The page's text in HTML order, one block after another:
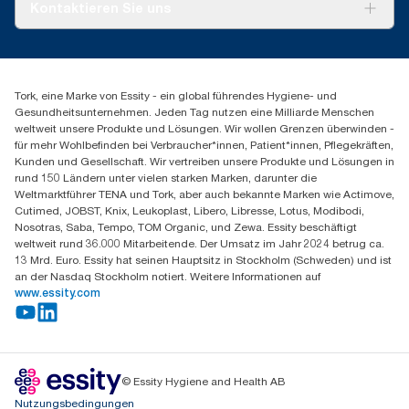
Produktreklamation
Spenderreklamation
+49 (0)621/778 4700
Essity Professional Hygiene Germany GmbH
Sandhofer Straße 176
68305 Mannheim
Mo-Do 8:00-16:30 Uhr | Fr 8:00-15:00
Tork, eine Marke von Essity - ein global führendes Hygiene- und
Gesundheitsunternehmen. Jeden Tag nutzen eine Milliarde Menschen
weltweit unsere Produkte und Lösungen. Wir wollen Grenzen überwinden -
für mehr Wohlbefinden bei Verbraucher*innen, Patient*innen, Pflegekräften,
Kunden und Gesellschaft. Wir vertreiben unsere Produkte und Lösungen in
rund 150 Ländern unter vielen starken Marken, darunter die
Weltmarktführer TENA und Tork, aber auch bekannte Marken wie Actimove,
Cutimed, JOBST, Knix, Leukoplast, Libero, Libresse, Lotus, Modibodi,
Nosotras, Saba, Tempo, TOM Organic, und Zewa. Essity beschäftigt
weltweit rund 36.000 Mitarbeitende. Der Umsatz im Jahr 2024 betrug ca.
13 Mrd. Euro. Essity hat seinen Hauptsitz in Stockholm (Schweden) und ist
an der Nasdaq Stockholm notiert. Weitere Informationen auf
www.essity.com
© Essity Hygiene and Health AB
Nutzungsbedingungen